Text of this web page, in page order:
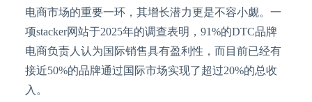
电商市场的重要一环，其增长潜力更是不容小觑。一
项stacker网站于2025年的调查表明，91%的DTC品牌
电商负责人认为国际销售具有盈利性，而目前已经有
接近50%的品牌通过国际市场实现了超过20%的总收
入。